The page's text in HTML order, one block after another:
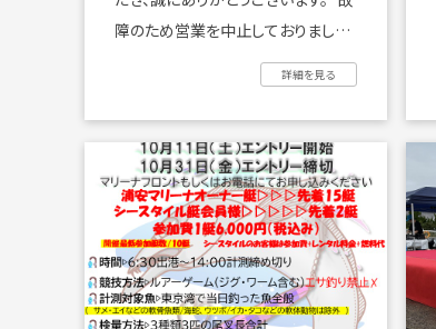
障のため営業を中止しておりました
詳細を見る